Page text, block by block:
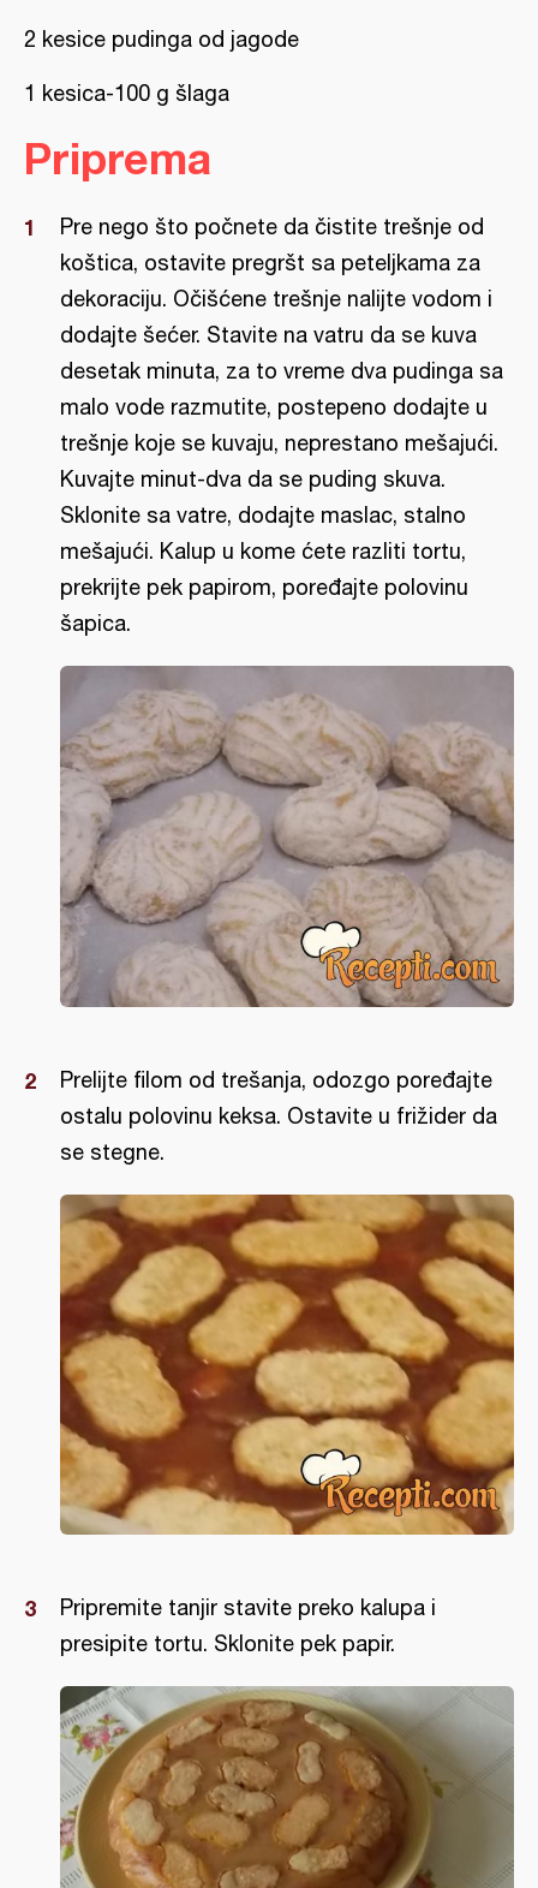
2 kesice pudinga od jagode
1 kesica-100 g šlaga
Priprema
Pre nego što počnete da čistite trešnje od
koštica, ostavite pregršt sa peteljkama za
dekoraciju. Očišćene trešnje nalijte vodom i
dodajte šećer. Stavite na vatru da se kuva
desetak minuta, za to vreme dva pudinga sa
malo vode razmutite, postepeno dodajte u
trešnje koje se kuvaju, neprestano mešajući.
Kuvajte minut-dva da se puding skuva.
Sklonite sa vatre, dodajte maslac, stalno
mešajući. Kalup u kome ćete razliti tortu,
prekrijte pek papirom, poređajte polovinu
šapica.
Prelijte filom od trešanja, odozgo poređajte
ostalu polovinu keksa. Ostavite u frižider da
se stegne.
Pripremite tanjir stavite preko kalupa i
presipite tortu. Sklonite pek papir.